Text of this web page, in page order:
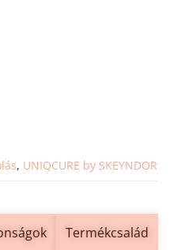
, UNIQCURE by SKEYNDOR
Termékcsalád